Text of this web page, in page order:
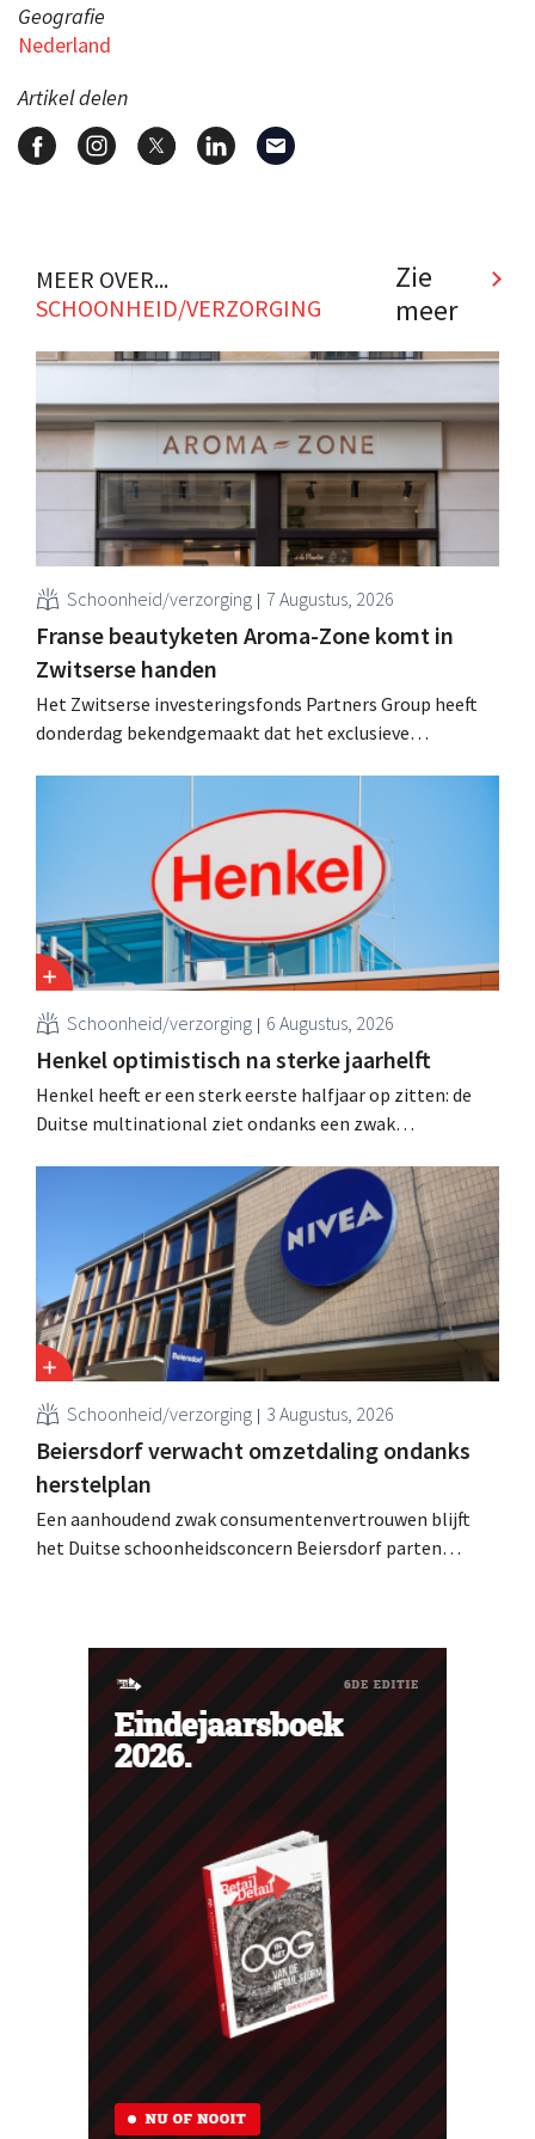
Geografie
Nederland
Artikel delen
MEER OVER...
SCHOONHEID/VERZORGING
Zie
meer
Schoonheid/verzorging 7 Augustus, 2026
Franse beautyketen Aroma-Zone komt in
Zwitserse handen
Het Zwitserse investeringsfonds Partners Group heeft
donderdag bekendgemaakt dat het exclusieve
over te nemen van de holding Eurazeo.
Schoonheid/verzorging 6 Augustus, 2026
Henkel optimistisch na sterke jaarhelft
Henkel heeft er een sterk eerste halfjaar op zitten: de
Duitse multinational ziet ondanks een zwak
haarverzorging en wasmiddelen en voert de
overnameactiviteiten op.
Schoonheid/verzorging 3 Augustus, 2026
Beiersdorf verwacht omzetdaling ondanks
herstelplan
Een aanhoudend zwak consumentenvertrouwen blijft
het Duitse schoonheidsconcern Beiersdorf parten